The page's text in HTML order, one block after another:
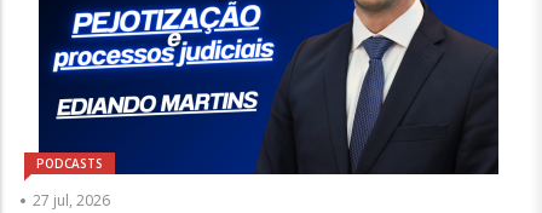
PODCASTS
27 jul, 2026
Articulista